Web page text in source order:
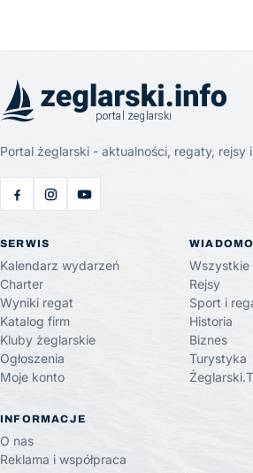
Portal żeglarski - aktualności, regaty, rejsy
SERWIS
Kalendarz wydarzeń
Charter
Wyniki regat
Katalog firm
Kluby żeglarskie
Ogłoszenia
Moje konto
Wszystkie
Rejsy
Sport i
Historia
Biznes
Turystyka
INFORMACJE
O nas
Reklama i współpraca